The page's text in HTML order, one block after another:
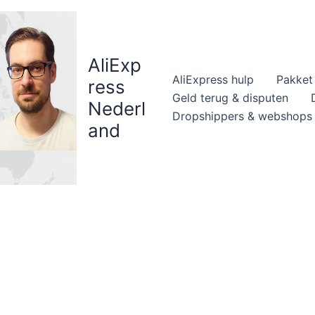
AliExp
ress
Nederl
and
AliExpress hulp
Geld terug & disputen
Dropshippers & webshops